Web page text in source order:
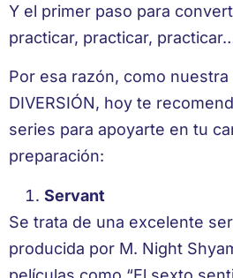
Y el primer paso para
practicar, practicar,
Por esa razón, como nuestra
DIVERSIÓN, hoy te
series para apoyarte en tu
preparación:
Servant
Se trata de una excelente
producida por M. Night